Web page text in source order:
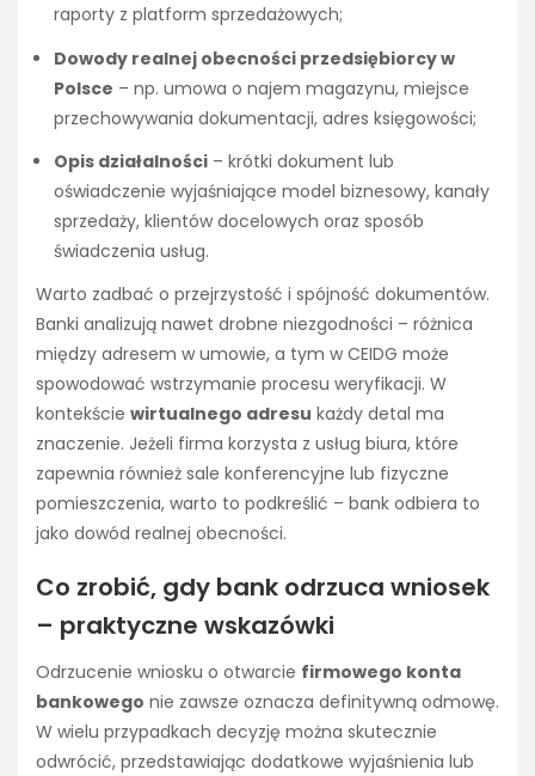
raporty z platform sprzedażowych;
Dowody realnej obecności przedsiębiorcy w
Polsce – np. umowa o najem magazynu, miejsce
przechowywania dokumentacji, adres księgowości;
Opis działalności – krótki dokument lub
oświadczenie wyjaśniające model biznesowy, kanały
sprzedaży, klientów docelowych oraz sposób
świadczenia usług.
Warto zadbać o przejrzystość i spójność dokumentów.
Banki analizują nawet drobne niezgodności – różnica
między adresem w umowie, a tym w CEIDG może
spowodować wstrzymanie procesu weryfikacji. W
kontekście wirtualnego adresu każdy detal ma
znaczenie. Jeżeli firma korzysta z usług biura, które
zapewnia również sale konferencyjne lub fizyczne
pomieszczenia, warto to podkreślić – bank odbiera to
jako dowód realnej obecności.
Co zrobić, gdy bank odrzuca wniosek
– praktyczne wskazówki
Odrzucenie wniosku o otwarcie firmowego konta
bankowego nie zawsze oznacza definitywną odmowę.
W wielu przypadkach decyzję można skutecznie
odwrócić, przedstawiając dodatkowe wyjaśnienia lub